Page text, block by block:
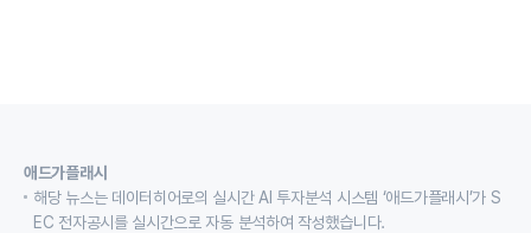
애드가플래시
해당 뉴스는 데이터히어로의 실시간 AI 투자분석 시스템 ‘애드가플래시’가 S
EC 전자공시를 실시간으로 자동 분석하여 작성했습니다.